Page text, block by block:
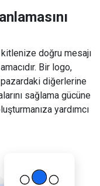
doğru mesajı
Bir logo,
pazardaki diğerlerine
sağlama gücüne
yardımcı